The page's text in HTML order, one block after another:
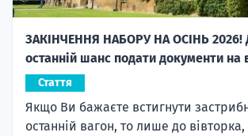
ЗАКІНЧЕННЯ НАБОРУ НА ОСІНЬ 2026!
останній шанс подати документи на
Стаття
Якщо Ви бажаєте встигнути
останній вагон, то лише до вівторка,